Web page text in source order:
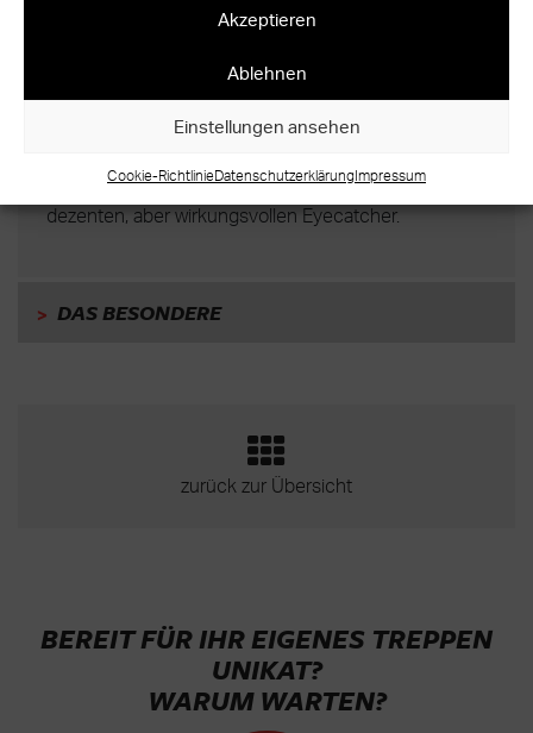
Akzeptieren
Ablehnen
Einstellungen ansehen
Cookie-RichtlinieDatenschutzerklärungImpressum
Treppenanlage benötigt. Die von Treppenbau Diehl
aus einer geraden Faltwerktreppe aus Stahlblech, die
mit einem Antrittsblock aus massiver Eiche
bodenständig verankert wurde. Dieses
platzsparend – und sorgt zum anderen für einen
dezenten, aber wirkungsvollen Eyecatcher.
> DAS BESONDERE
zurück zur Übersicht
BEREIT FÜR IHR EIGENES TREPPEN
UNIKAT?
WARUM WARTEN?